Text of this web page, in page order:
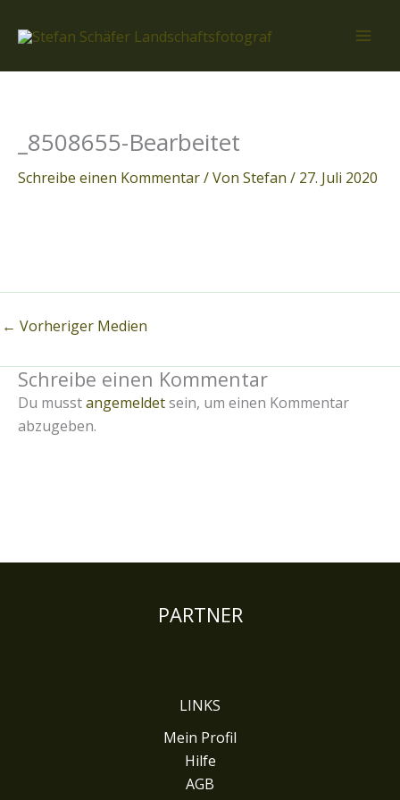
Inhalt
_8508655-Bearbeitet
Schreibe einen Kommentar/ Von Stefan / 27. Juli 2020
← Vorheriger Medien
Schreibe einen Kommentar
Du musstangemeldetsein, um einen Kommentar
abzugeben.
PARTNER
LINKS
Mein Profil
Hilfe
AGB